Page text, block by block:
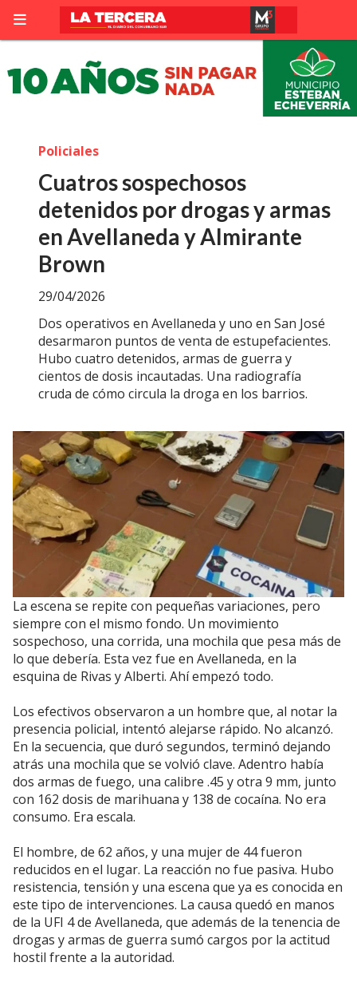
Cuatros sospechosos
detenidos por drogas y armas
en Avellaneda y Almirante
Brown
Dos operativos en Avellaneda y uno en San José
desarmaron puntos de venta de estupefacientes.
Hubo cuatro detenidos, armas de guerra y
cientos de dosis incautadas. Una radiografía
cruda de cómo circula la droga en los barrios.
Policiales
29/04/2026
La escena se repite con pequeñas variaciones, pero
siempre con el mismo fondo. Un movimiento
sospechoso, una corrida, una mochila que pesa más de
lo que debería. Esta vez fue en Avellaneda, en la
esquina de Rivas y Alberti. Ahí empezó todo.
Los efectivos observaron a un hombre que, al notar la
presencia policial, intentó alejarse rápido. No alcanzó.
En la secuencia, que duró segundos, terminó dejando
atrás una mochila que se volvió clave. Adentro había
dos armas de fuego, una calibre .45 y otra 9 mm, junto
con 162 dosis de marihuana y 138 de cocaína. No era
consumo. Era escala.
El hombre, de 62 años, y una mujer de 44 fueron
reducidos en el lugar. La reacción no fue pasiva. Hubo
resistencia, tensión y una escena que ya es conocida en
este tipo de intervenciones. La causa quedó en manos
de la UFI 4 de Avellaneda, que además de la tenencia de
drogas y armas de guerra sumó cargos por la actitud
hostil frente a la autoridad.